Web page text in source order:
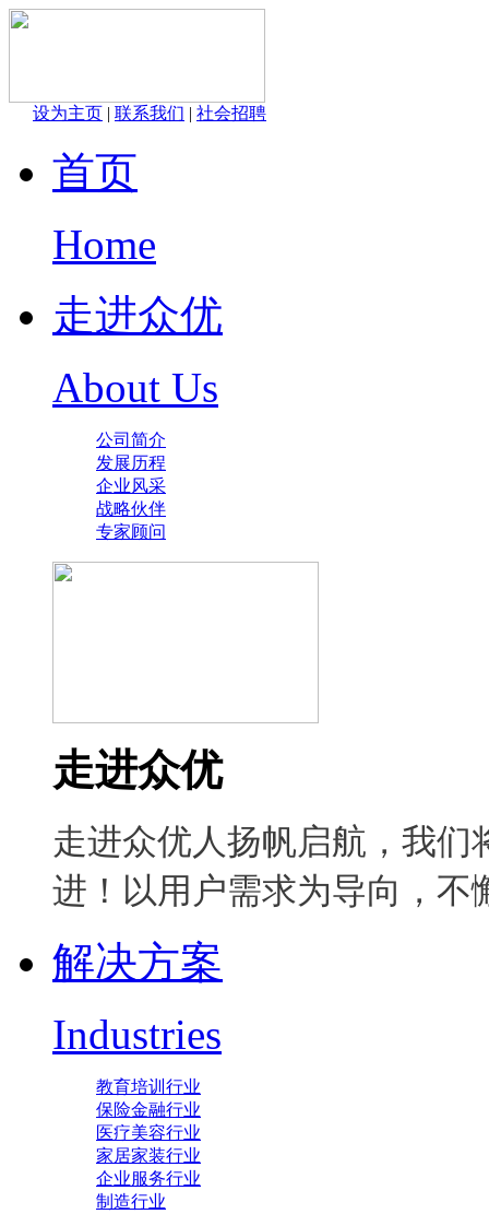
设为主页 | 联系我们 | 社会招聘
首页
Home
走进众优
About Us
公司简介
发展历程
企业风采
战略伙伴
专家顾问
走进众优
走进众优人扬帆启航，我
进！以用户需求为导向，不
解决方案
Industries
教育培训行业
保险金融行业
医疗美容行业
家居家装行业
企业服务行业
制造行业